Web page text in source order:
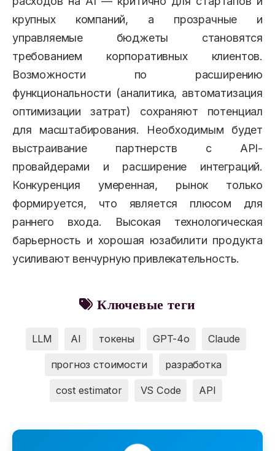
крупных компаний, а прозрачные и
управляемые бюджеты становятся
требованием корпоративных клиентов.
Возможности по расширению
функциональности (аналитика, автоматизация
оптимизации затрат) сохраняют потенциал
для масштабирования. Необходимым будет
выстраивание партнерств с API-
провайдерами и расширение интеграций.
Конкуренция умеренная, рынок только
формируется, что является плюсом для
раннего входа. Высокая технологическая
барьерность и хорошая юзабилити продукта
усиливают венчурную привлекательность.
Ключевые теги
LLM AI токены GPT-4o Claude
прогноз стоимости разработка
cost estimator VS Code API